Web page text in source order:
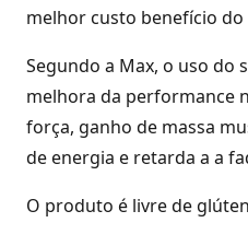
melhor custo benefício do
Segundo a Max, o uso do
melhora da performance
força, ganho de massa
de energia e retarda a a
O produto é livre de